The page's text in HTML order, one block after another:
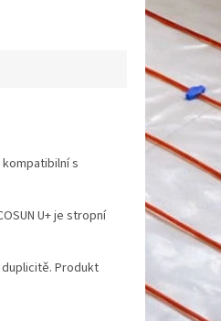
s
U+ je stropní
Produkt